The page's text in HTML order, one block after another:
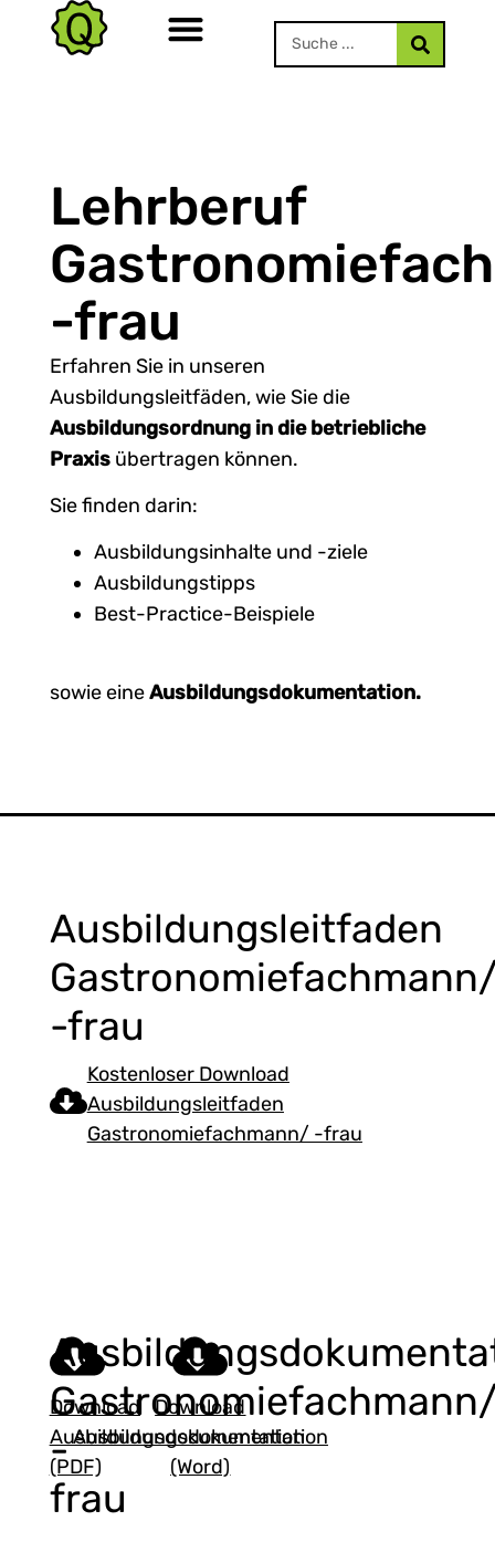
Lehrberuf
-frau
Erfahren Sie in unseren
Ausbildungsleitfäden, wie Sie die
Ausbildungsordnung in die betriebliche
Praxisübertragen können.
Sie finden darin:
Ausbildungsinhalte und -ziele
Ausbildungstipps
Best-Practice-Beispiele
sowie eineAusbildungsdokumentation.
Ausbildungsleitfaden
-frau
Kostenloser Download
Ausbildungsleitfaden
Gastronomiefachmann/ -frau
-
frau
Download
Ausbildungsdokumentation
(PDF)
Download
Ausbildungsdokumentation
(Word)